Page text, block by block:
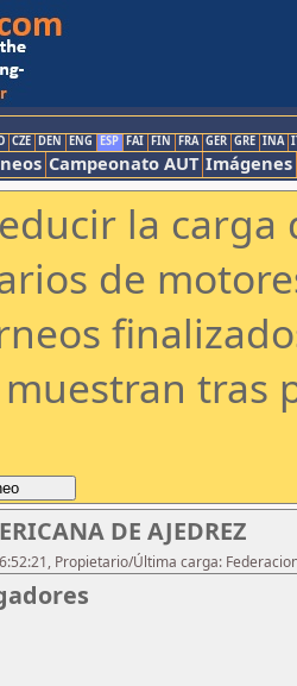
CZE DEN ENG ESP FAI FIN FRA GER GRE INA
Campeonato AUT Imágenes
la
de
muestran tras
DE AJEDREZ
Propietario/Última carga: